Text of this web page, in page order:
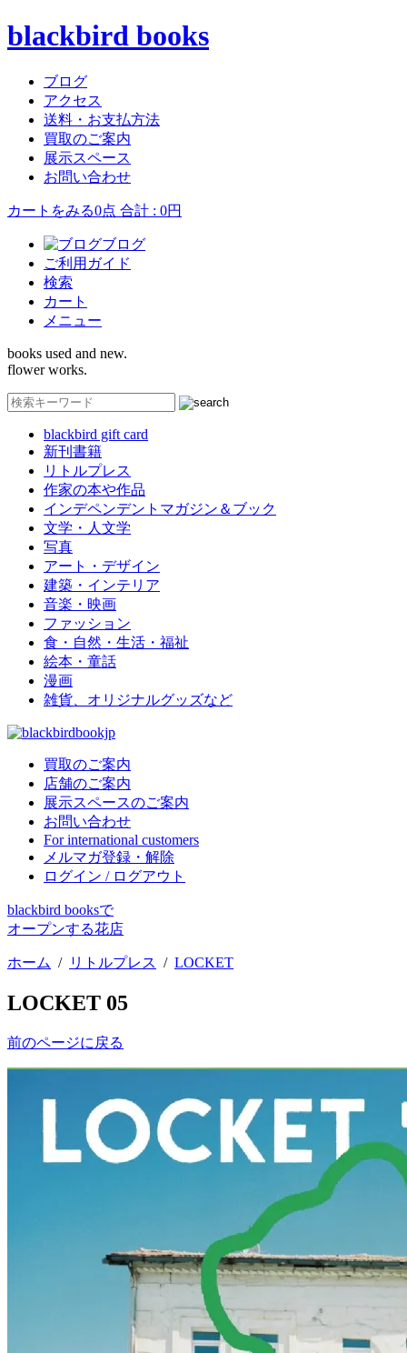
blackbird books
ブログ
アクセス
送料・お支払方法
買取のご案内
展示スペース
お問い合わせ
カートをみる0点 合計 : 0円
ブログ
ご利用ガイド
検索
カート
メニュー
books used and new.
flower works.
blackbird gift card
新刊書籍
リトルプレス
作家の本や作品
インデペンデントマガジン＆ブック
文学・人文学
写真
アート・デザイン
建築・インテリア
音楽・映画
ファッション
食・自然・生活・福祉
絵本・童話
漫画
雑貨、オリジナルグッズなど
買取のご案内
店舗のご案内
展示スペースのご案内
お問い合わせ
For international customers
メルマガ登録・解除
ログイン / ログアウト
blackbird booksで
オープンする花店
ホーム / リトルプレス / LOCKET
LOCKET 05
前のページに戻る